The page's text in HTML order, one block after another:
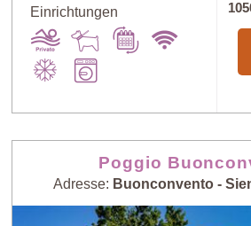
Einrichtungen
Poggio
Adresse: Buonconvento -